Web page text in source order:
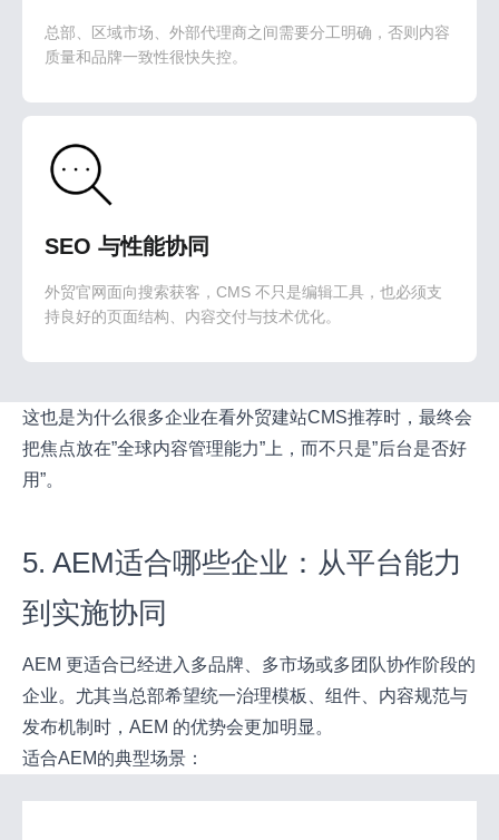
总部、区域市场、外部代理商之间需要分工明确，否则内容
质量和品牌一致性很快失控。
SEO 与性能协同
外贸官网面向搜索获客，CMS 不只是编辑工具，也必须支
持良好的页面结构、内容交付与技术优化。
这也是为什么很多企业在看外贸建站CMS推荐时，最终会
把焦点放在”全球内容管理能力”上，而不只是”后台是否好
用”。
5. AEM适合哪些企业：从平台能力
到实施协同
AEM 更适合已经进入多品牌、多市场或多团队协作阶段的
企业。尤其当总部希望统一治理模板、组件、内容规范与
发布机制时，AEM 的优势会更加明显。
适合AEM的典型场景：